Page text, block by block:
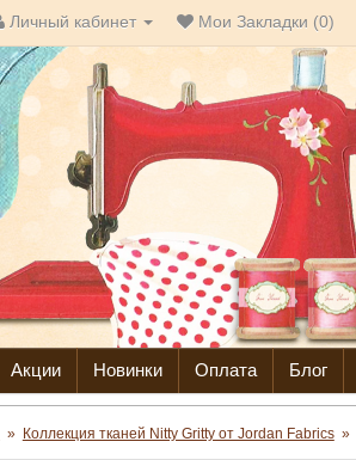
Личный кабинет Мои Закладки (0)
Акции Новинки Оплата Блог
» Коллекция тканей Nitty Gritty от Jordan Fabrics »